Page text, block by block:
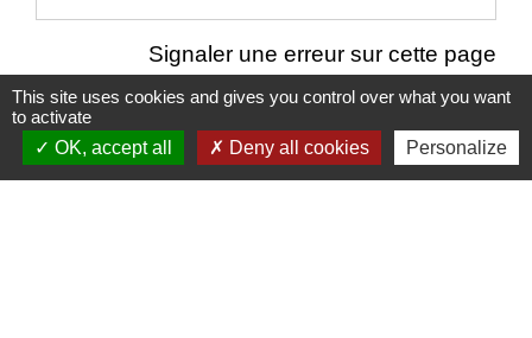
Signaler une erreur sur cette page
Nous contacter
This site uses cookies and gives you control over what you want
to activate
OK, accept all
Deny all cookies Personalize